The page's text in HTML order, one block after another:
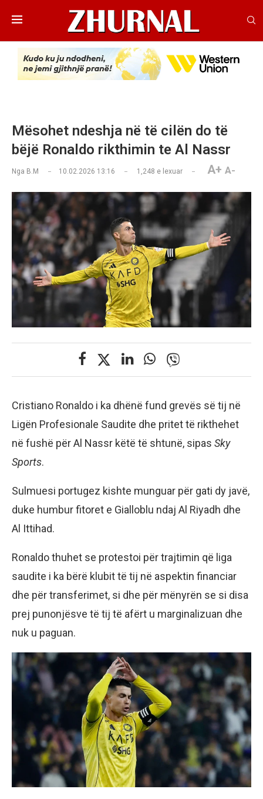
Mësohet ndeshja në të cilën do të
bëjë Ronaldo rikthimin te Al Nassr
Nga B.M 10.02.2026 13:16 1,248 e lexuar A+ A-
Cristiano Ronaldo i ka dhënë fund grevës së tij në
Ligën Profesionale Saudite dhe pritet të rikthehet
në fushë për Al Nassr këtë të shtunë, sipas Sky
Sports.
Sulmuesi portugez kishte munguar për gati dy javë,
duke humbur fitoret e Gialloblu ndaj Al Riyadh dhe
Al Ittihad.
Ronaldo thuhet se protestoi për trajtimin që liga
saudite i ka bërë klubit të tij në aspektin financiar
dhe për transferimet, si dhe për mënyrën se si disa
prej punonjësve të tij të afërt u marginalizuan dhe
nuk u paguan.